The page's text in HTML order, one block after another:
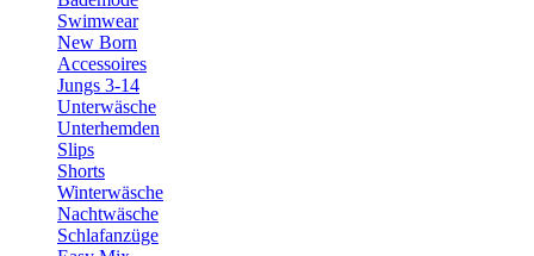
Swimwear
New Born
Accessoires
Jungs 3-14
Unterwäsche
Unterhemden
Slips
Shorts
Winterwäsche
Nachtwäsche
Schlafanzüge